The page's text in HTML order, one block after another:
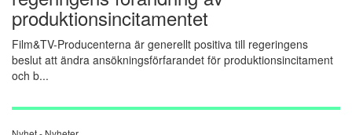
produktionsincitamentet
Film&TV-Producenterna är generellt positiva till regeringens
beslut att ändra ansökningsförfarandet för produktionsincitament
och b...